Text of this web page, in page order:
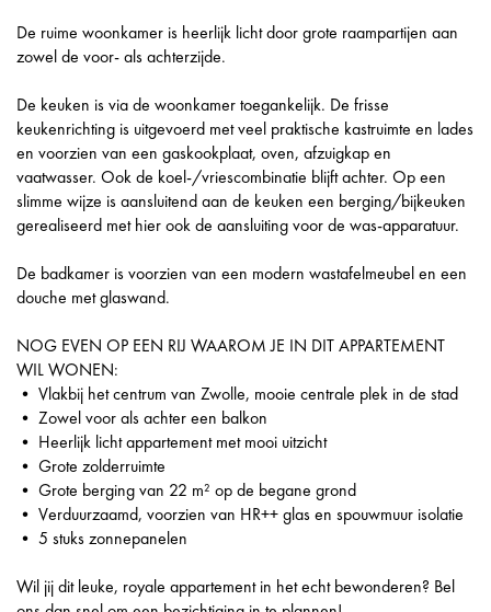
De ruime woonkamer is heerlijk licht door grote raampartijen aan
zowel de voor- als achterzijde.
De keuken is via de woonkamer toegankelijk. De frisse
keukenrichting is uitgevoerd met veel praktische kastruimte en lades
en voorzien van een gaskookplaat, oven, afzuigkap en
vaatwasser. Ook de koel-/vriescombinatie blijft achter. Op een
slimme wijze is aansluitend aan de keuken een berging/bijkeuken
gerealiseerd met hier ook de aansluiting voor de was-apparatuur.
De badkamer is voorzien van een modern wastafelmeubel en een
douche met glaswand.
NOG EVEN OP EEN RIJ WAAROM JE IN DIT APPARTEMENT
WIL WONEN:
• Vlakbij het centrum van Zwolle, mooie centrale plek in de stad
• Zowel voor als achter een balkon
• Heerlijk licht appartement met mooi uitzicht
• Grote zolderruimte
• Grote berging van 22 m² op de begane grond
• Verduurzaamd, voorzien van HR++ glas en spouwmuur isolatie
• 5 stuks zonnepanelen
Wil jij dit leuke, royale appartement in het echt bewonderen? Bel